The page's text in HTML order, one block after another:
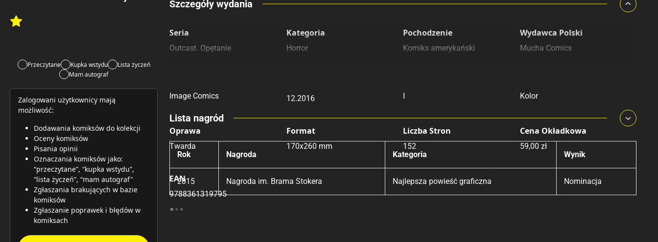
Rate this item: Submit Rating
Przeczytane Kupka wstydu
Lista życzeń
Mam autograf
Zalogowani użytkownicy mają
możliwość:
Dodawania komiksów do kolekcji
Oceny komiksów
Pisania opinii
Oznaczania komiksów jako:
“przeczytane”, “kupka wstydu”,
“lista życzeń”, “mam autograf"
Zgłaszania brakujących w bazie
komiksów
Zgłaszanie poprawek i błędów w
komiksach
Porównaj ceny
Szczegóły wydania
Seria
Outcast. Opętanie
Kategoria
Horror
Pochodzenie
Komiks amerykański
Wydawca Polski
Mucha Comics
Image Comics 12.2016 I Kolor
Oprawa
Twarda
Format
170x260 mm
Liczba Stron
152
Cena Okładkowa
59,00 zł
EAN
9788361319795
Lista nagród
Rok Nagroda Kategoria Wynik
2015 Nagroda im. Brama Stokera Najlepsza powieść graficzna Nominacja